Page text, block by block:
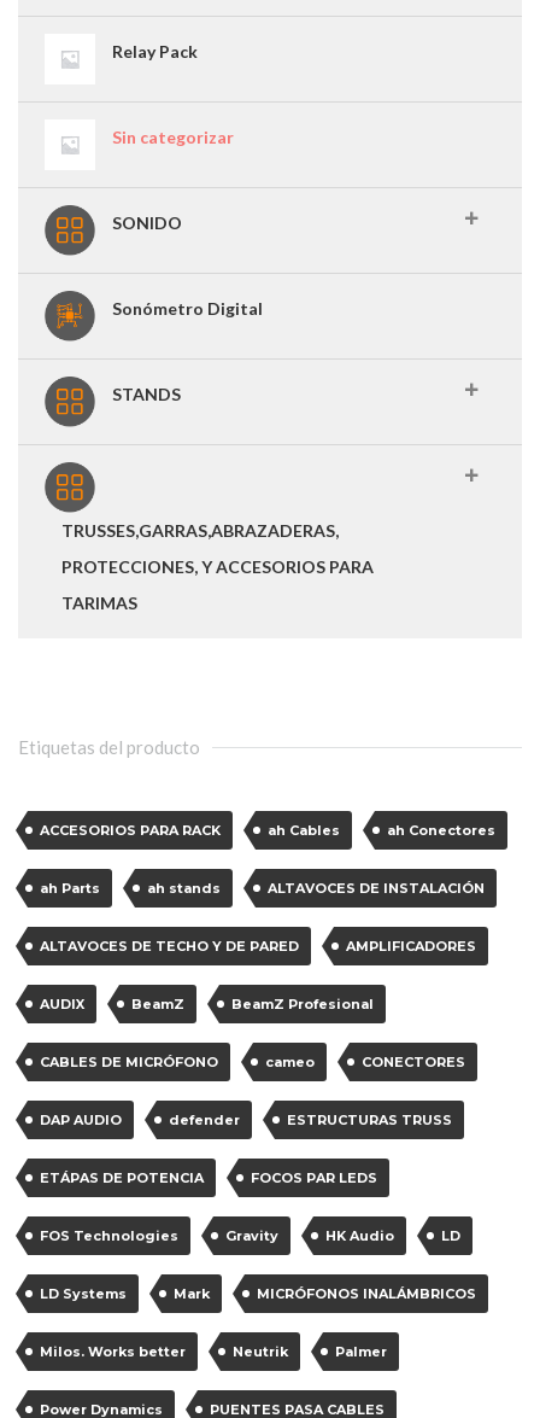
Relay Pack
Sin categorizar
SONIDO
Sonómetro Digital
STANDS
TRUSSES,GARRAS,ABRAZADERAS,
PROTECCIONES, Y ACCESORIOS PARA
TARIMAS
Etiquetas del producto
ACCESORIOS PARA RACK ah Cables ah Conectores
ah Parts ah stands ALTAVOCES DE INSTALACIÓN
ALTAVOCES DE TECHO Y DE PARED AMPLIFICADORES
AUDIX BeamZ BeamZ Profesional
CABLES DE MICRÓFONO cameo CONECTORES
DAP AUDIO defender ESTRUCTURAS TRUSS
ETÁPAS DE POTENCIA FOCOS PAR LEDS
FOS Technologies Gravity HK Audio LD
LD Systems Mark MICRÓFONOS INALÁMBRICOS
Milos. Works better Neutrik Palmer
Power Dynamics PUENTES PASA CABLES